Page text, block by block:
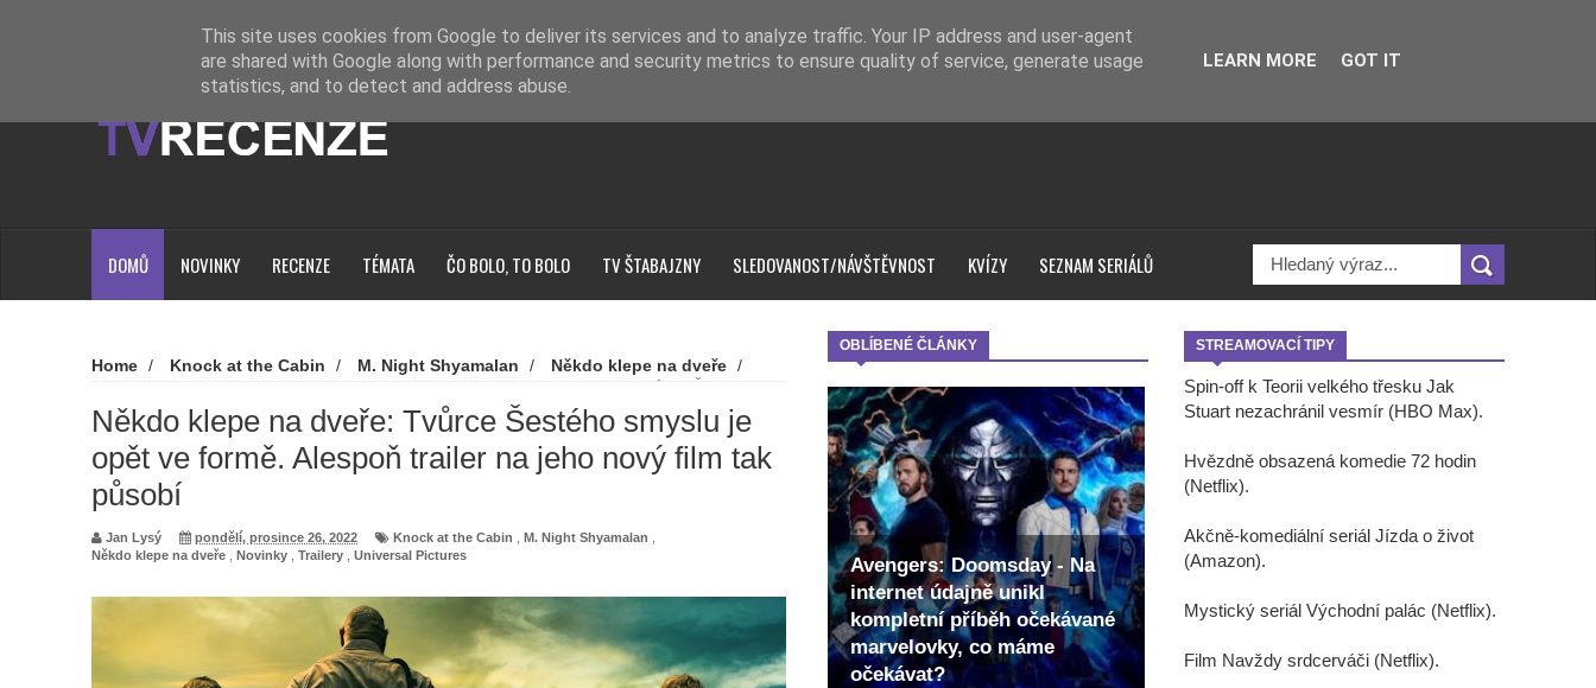
Loading...
DOMŮ NOVINKY RECENZE TÉMATA ČO BOLO, TO BOLO TV ŠTABAJZNY SLEDOVANOST/NÁVŠTĚVNOST KVÍZY SEZNAM SERIÁLŮ
OBLÍBENÉ ČLÁNKY
Avengers: Doomsday - Na
internet údajně unikl
kompletní příběh očekávané
marvelovky, co máme
očekávat?
Home / Knock at the Cabin / M. Night Shyamalan / Někdo klepe na dveře /
smyslu je opět ve formě. Alespoň trailer na jeho nový film tak působí
Někdo klepe na dveře: Tvůrce Šestého smyslu je
opět ve formě. Alespoň trailer na jeho nový film tak
působí
Jan Lysý pondělí, prosince 26, 2022 Knock at the Cabin M. Night Shyamalan
Někdo klepe na dveře
Novinky Trailery Universal Pictures
STREAMOVACÍ TIPY
Spin-off k Teorii velkého třesku Jak
Stuart nezachránil vesmír (HBO Max).
Hvězdně obsazená komedie 72 hodin
(Netflix).
Akčně-komediální seriál Jízda o život
(Amazon).
Mystický seriál Východní palác (Netflix).
Film Navždy srdcerváči (Netflix).
This site uses cookies from Google to deliver its services and to analyze traffic. Your IP address and user-agent
are shared with Google along with performance and security metrics to ensure quality of service, generate usage
statistics, and to detect and address abuse.
LEARN MORE GOT IT